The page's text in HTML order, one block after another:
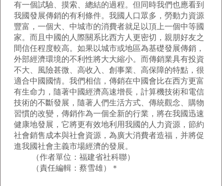
有一個試驗、摸索、總結的過程。但同時我們也應看到
我國發展傳銷的有利條件。我國人口眾多，勞動力資源
豐富，一個大、中城市的消費者就足以頂上一個中等國
家。而且中國的人際關系比西方人更密切，親朋好友之
間信任程度較高。如果以城市或地區為基礎發展傳銷，
外部經濟環境的不利性將大大縮小。而傳銷業具有投資
不大、風險甚微、高收入、創事業、高保障的特點，很
適合中國國情。我們相信，傳銷在中國會比在西方更富
有生命力，隨著中國經濟高速增長，計算機技術和電信
技術的不斷發展，隨著人們生活方式、傳統觀念、購物
習慣的改變，傳銷作為一個全新的行業，將在我國迅速
健康地發展，它將更有效地利用我國的人力資源，節約
社會銷售成本與社會資源，為廣大消費者造福，并將促
進我國社會主義市場經濟的發展。
（作者單位：福建省社科聯）
（責任編輯：蔡雪雄）＊